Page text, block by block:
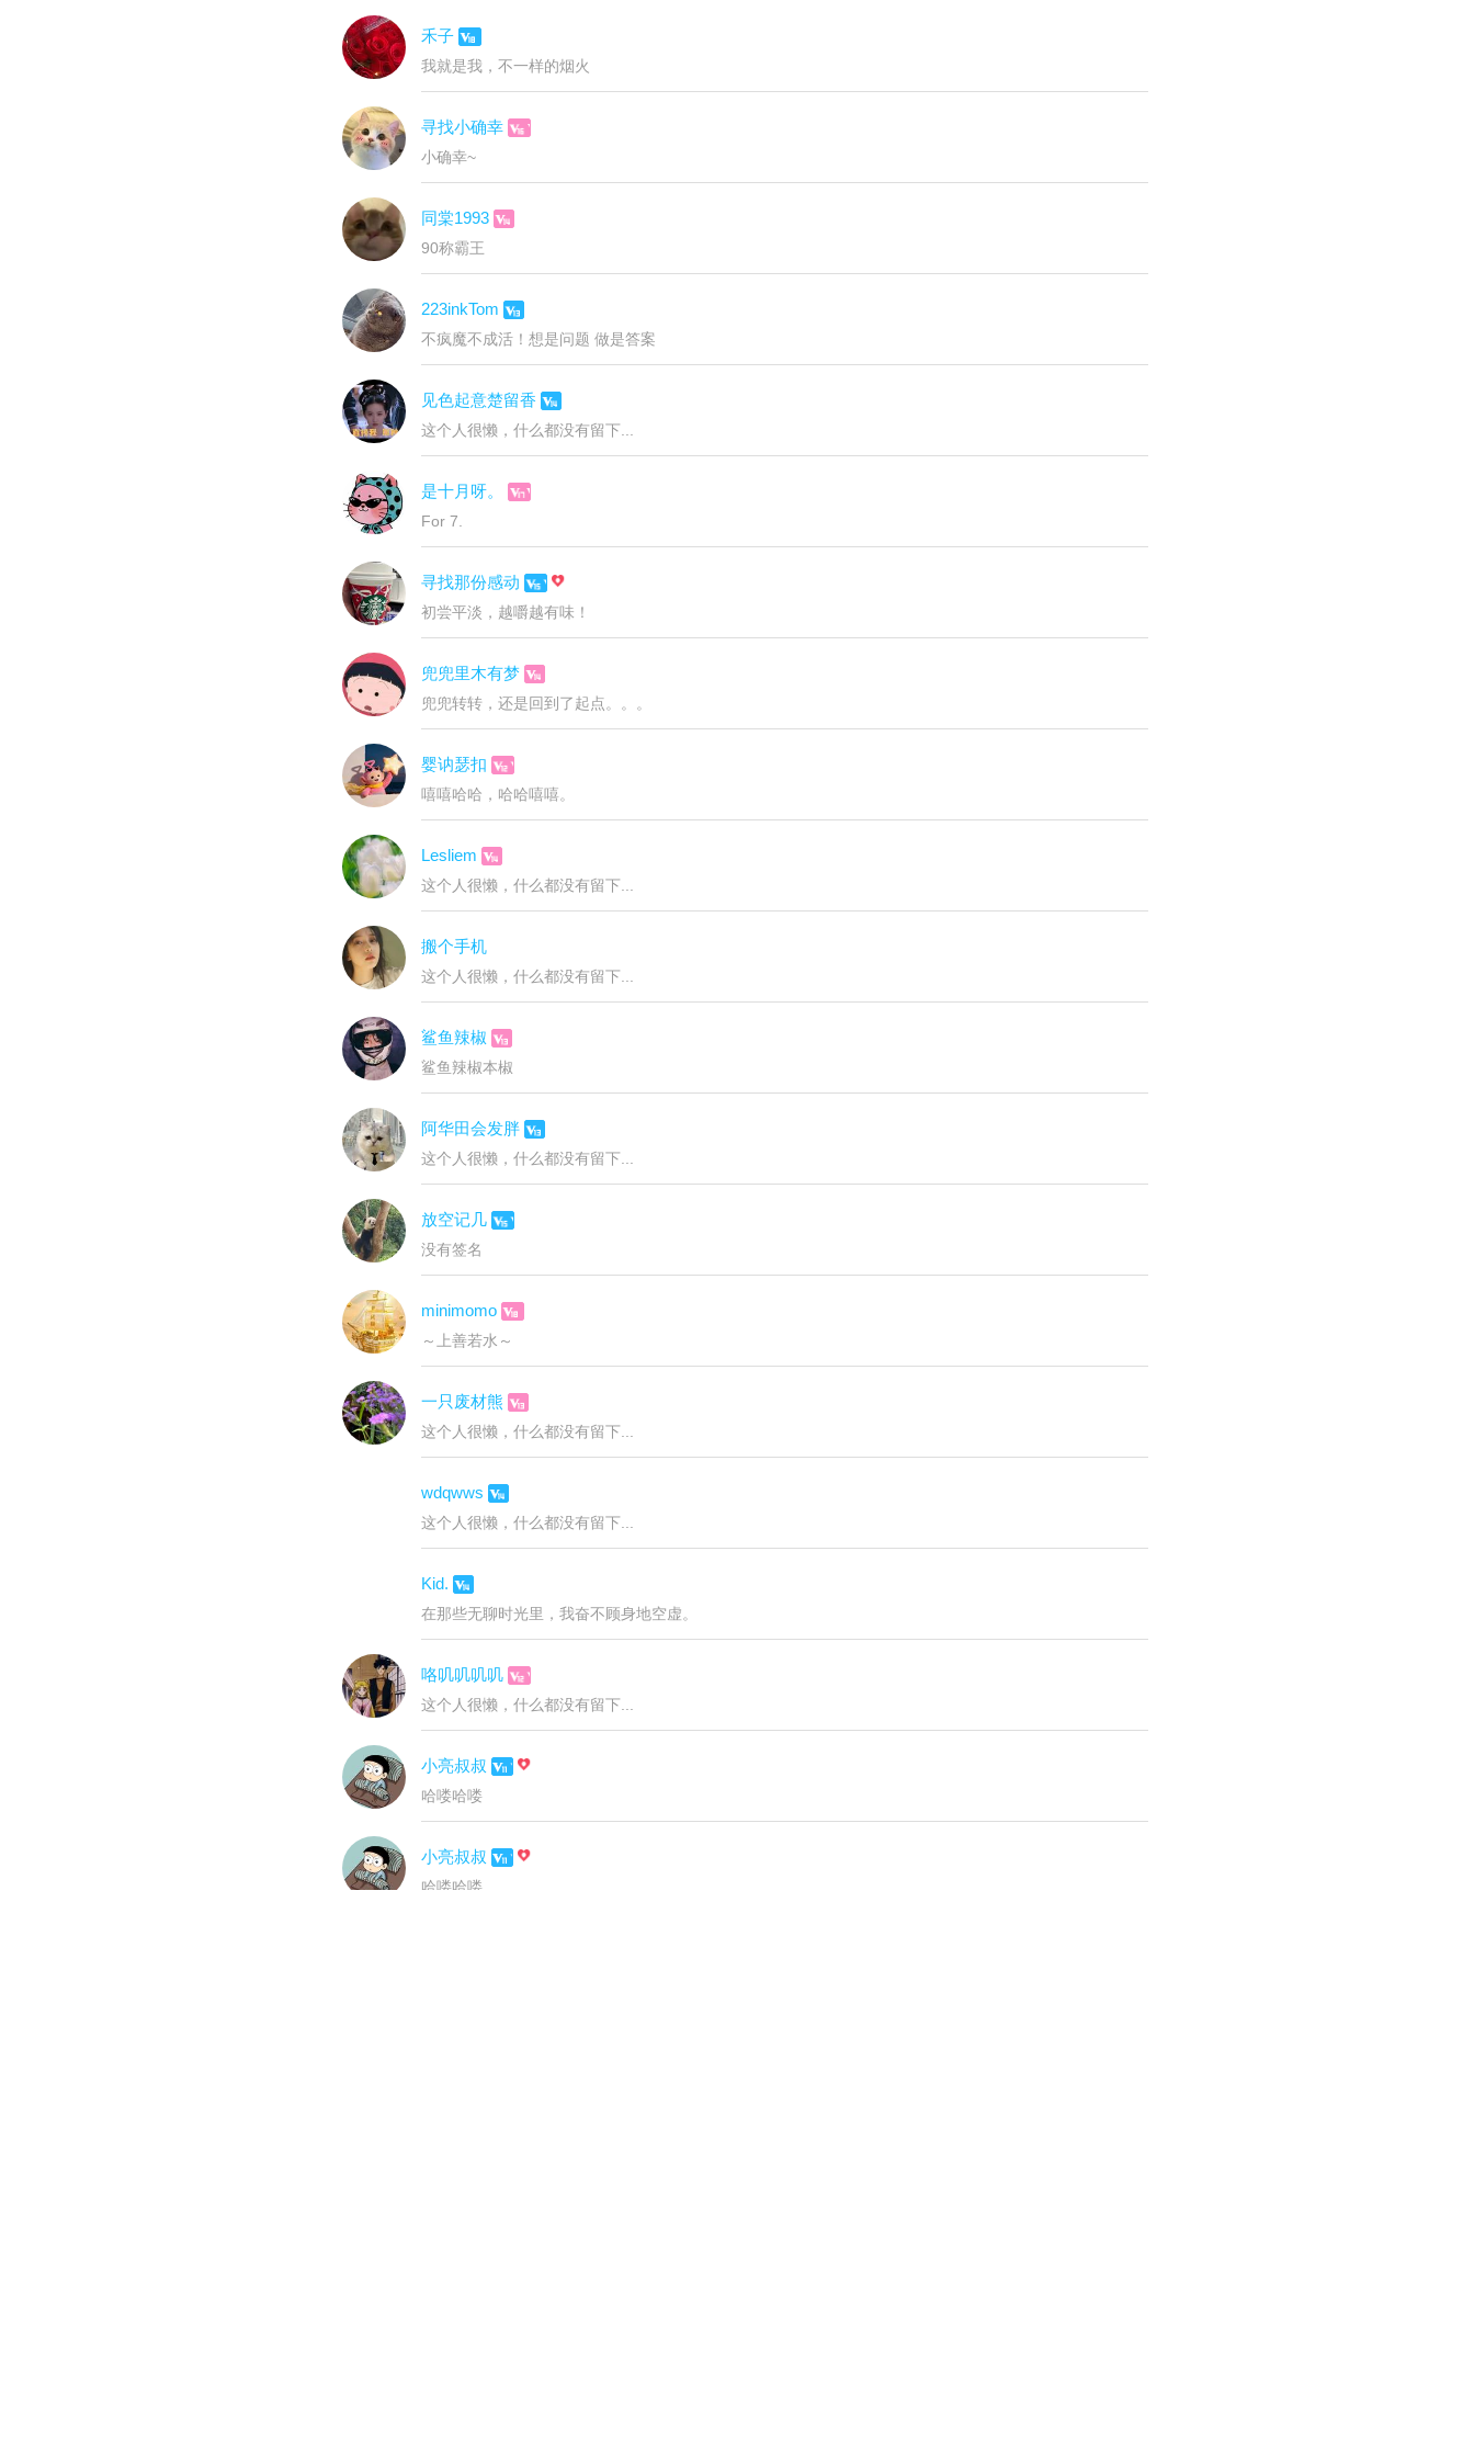
禾子
我就是我，不一样的烟火
寻找小确幸
小确幸~
同棠1993
90称霸王
223inkTom
不疯魔不成活！想是问题 做是答案
见色起意楚留香
这个人很懒，什么都没有留下...
是十月呀。
For 7.
寻找那份感动
初尝平淡，越嚼越有味！
兜兜里木有梦
兜兜转转，还是回到了起点。。。
婴讷瑟扣
嘻嘻哈哈，哈哈嘻嘻。
Lesliem
这个人很懒，什么都没有留下...
搬个手机
这个人很懒，什么都没有留下...
鲨鱼辣椒
鲨鱼辣椒本椒
阿华田会发胖
这个人很懒，什么都没有留下...
放空记几
没有签名
minimomo
～上善若水～
一只废材熊
这个人很懒，什么都没有留下...
wdqwws
这个人很懒，什么都没有留下...
Kid.
在那些无聊时光里，我奋不顾身地空虚。
咯叽叽叽叽
这个人很懒，什么都没有留下...
小亮叔叔
哈喽哈喽
小亮叔叔
哈喽哈喽